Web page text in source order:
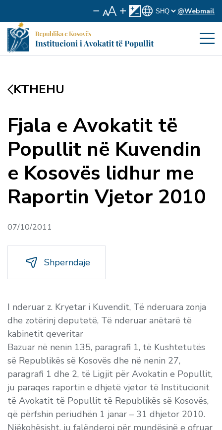
@Webmail
KTHEHU
Fjala e Avokatit të
Popullit në Kuvendin
e Kosovës lidhur me
Raportin Vjetor 2010
07/10/2011
Shperndaje
I nderuar z. Kryetar i Kuvendit, Të nderuara zonja
dhe zotërinj deputetë, Të nderuar anëtarë të
kabinetit qeveritar
Bazuar në nenin 135, paragrafi 1, të Kushtetutës
së Republikës së Kosovës dhe në nenin 27,
paragrafi 1 dhe 2, të Ligjit për Avokatin e Popullit,
ju paraqes raportin e dhjetë vjetor të Institucionit
të Avokatit të Popullit të Republikës së Kosovës,
që përfshin periudhën 1 janar – 31 dhjetor 2010.
Njëkohësisht, ju falënderoj për mundësinë e ofruar